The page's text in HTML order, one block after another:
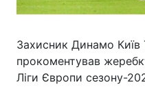
Захисник Динамо
прокоментував
Ліги Європи сезону-